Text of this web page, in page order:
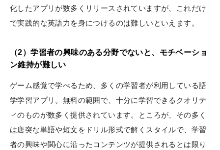
化したアプリが数多くリリースされていますが、これだけ
で実践的な英語力を身につけるのは難しいといえます。
（2）学習者の興味のある分野でないと、モチベーショ
ン維持が難しい
ゲーム感覚で学べるため、多くの学習者が利用している語
学学習アプリ。無料の範囲で、十分に学習できるクオリテ
ィのものが数多く提供されています。ところが、その多く
は唐突な単語や短文をドリル形式で解くスタイルで、学習
者の興味や関心に沿ったコンテンツが提供されるとは限り